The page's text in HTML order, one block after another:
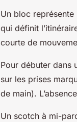
Un bloc représente
qui définit
courte de
Pour débuter dans
sur les prises
de main).
Un scotch à mi-